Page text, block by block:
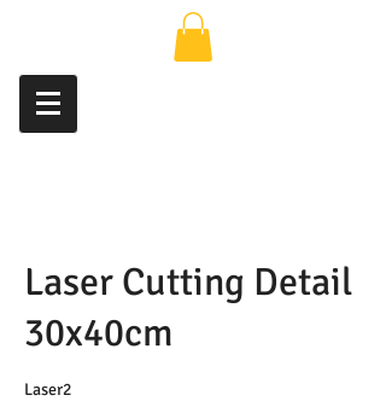
Laser Cutting Detail
30x40cm
Laser2